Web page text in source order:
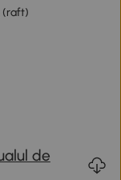
(raft)
de